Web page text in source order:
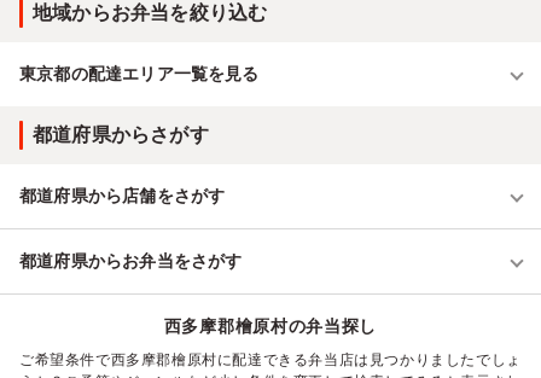
地域からお弁当を絞り込む
東京都の配達エリア一覧を見る
都道府県からさがす
都道府県から店舗をさがす
都道府県からお弁当をさがす
西多摩郡檜原村の弁当探し
ご希望条件で西多摩郡檜原村に配達できる弁当店は見つかりましたでしょ